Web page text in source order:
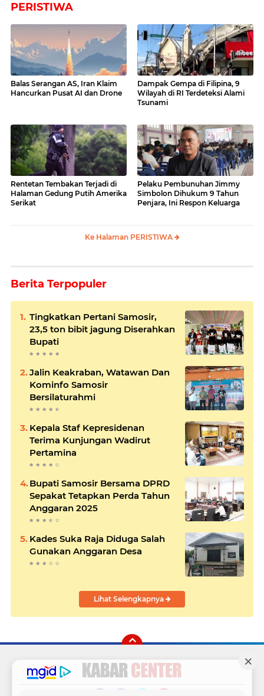
PERISTIWA
Balas Serangan AS, Iran Klaim
Hancurkan Pusat AI dan Drone
Dampak Gempa di Filipina, 9
Wilayah di RI Terdeteksi Alami
Tsunami
Rentetan Tembakan Terjadi di
Halaman Gedung Putih Amerika
Serikat
Pelaku Pembunuhan Jimmy
Simbolon Dihukum 9 Tahun
Penjara, Ini Respon Keluarga
Ke Halaman PERISTIWA
Berita Terpopuler
Tingkatkan Pertani Samosir,
23,5 ton bibit jagung Diserahkan
Bupati
Jalin Keakraban, Watawan Dan
Kominfo Samosir
Bersilaturahmi
Kepala Staf Kepresidenan
Terima Kunjungan Wadirut
Pertamina
Bupati Samosir Bersama DPRD
Sepakat Tetapkan Perda Tahun
Anggaran 2025
Kades Suka Raja Diduga Salah
Gunakan Anggaran Desa
Lihat Selengkapnya